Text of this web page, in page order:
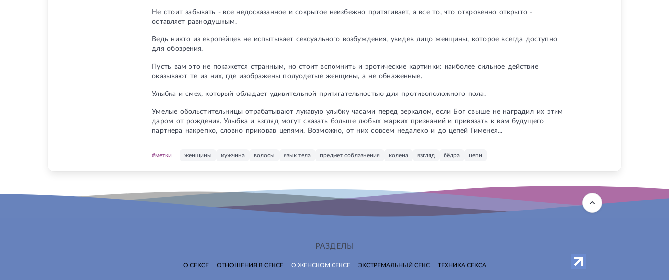
Не стоит забывать - все недосказанное и сокрытое неизбежно притягивает, а все то, что откровенно открыто -
оставляет равнодушным.
Ведь никто из европейцев не испытывает сексуального возбуждения, увидев лицо женщины, которое всегда доступно
для обозрения.
Пусть вам это не покажется странным, но стоит вспомнить и эротические картинки: наиболее сильное действие
оказывают те из них, где изображены полуодетые женщины, а не обнаженные.
Улыбка и смех, который обладает удивительной притягательностью для противоположного пола.
Умелые обольстительницы отрабатывают лукавую улыбку часами перед зеркалом, если Бог свыше не наградил их этим
даром от рождения. Улыбка и взгляд могут сказать больше любых жарких признаний и привязать к вам будущего
партнера накрепко, словно приковав цепями. Возможно, от них совсем недалеко и до цепей Гименея...
#метки женщины мужчина волосы язык тела предмет соблазнения колена взгляд бёдра цепи
РАЗДЕЛЫ
О СЕКСЕ ОТНОШЕНИЯ В СЕКСЕ О ЖЕНСКОМ СЕКСЕ ЭКСТРЕМАЛЬНЫЙ СЕКС ТЕХНИКА СЕКСА